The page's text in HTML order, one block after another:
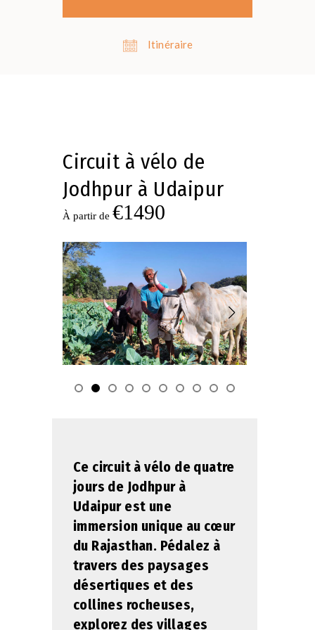
Itinéraire
Circuit à vélo de
Jodhpur à Udaipur
€1490
Ce circuit à vélo de quatre
jours de Jodhpur à
Udaipur est une
immersion unique au cœur
du Rajasthan. Pédalez à
travers des paysages
désertiques et des
collines rocheuses,
explorez des villages